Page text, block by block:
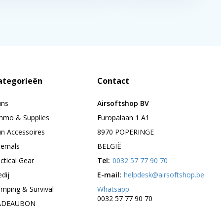
& Supplies
Accessoires
Gear
& Survival
Contact
Airsoftshop BV
Europalaan 1 A1
8970 POPERINGE
BELGIË
Tel: 0032 57 77 90 70
E-mail: helpdesk@airsoftshop.be
Whatsapp
0032 57 77 90 70